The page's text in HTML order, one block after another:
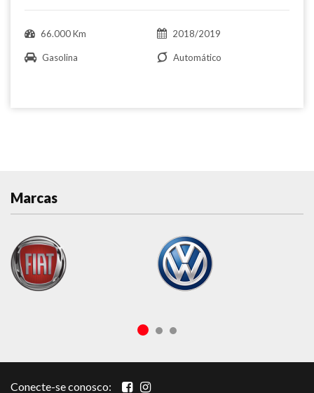
66.000 Km 2018/2019
Gasolina Automático
Marcas
Conecte-se conosco: